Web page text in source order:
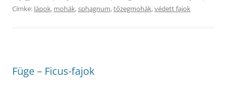
Címke: lápok, mohák,sphagnum,tőzegmohák,védett fajok
Füge – Ficus-fajok